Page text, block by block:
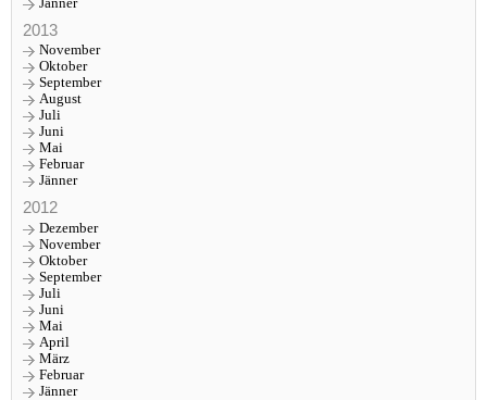
Jänner
2013
November
Oktober
September
August
Juli
Juni
Mai
Februar
Jänner
2012
Dezember
November
Oktober
September
Juli
Juni
Mai
April
März
Februar
Jänner